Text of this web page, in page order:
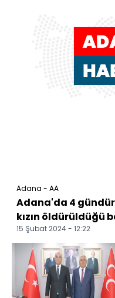
Adana - AA
Adana'da 4
kızın öldürüldüğü
15 Şubat 2024 - 12:22